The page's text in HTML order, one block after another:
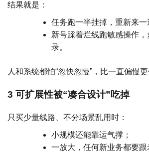
结果就是：
任务跑一半挂掉，重新来一
新号踩着烂线跑敏感操作
录。
人和系统都怕“忽快忽慢”，比一直偏慢更
3 可扩展性被“凑合设计”吃掉
只买少量线路、不分场景乱用时：
小规模还能靠运气撑；
一放大，任何新业务都要跟